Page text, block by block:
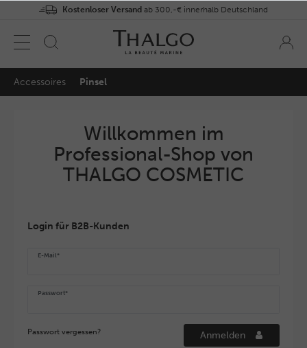
Kostenloser Versand ab 300,-€ innerhalb Deutschland
Pinsel
Accessoires
Willkommen im
Professional-Shop von
THALGO COSMETIC
Login für B2B-Kunden
E-Mail*
Passwort*
Passwort vergessen? Anmelden